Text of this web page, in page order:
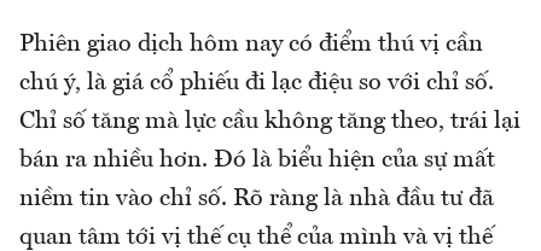
Phiên giao dịch hôm nay có điểm thú vị cần
chú ý, là giá cổ phiếu đi lạc điệu so với chỉ số.
Chỉ số tăng mà lực cầu không tăng theo, trái lại
bán ra nhiều hơn. Đó là biểu hiện của sự mất
niềm tin vào chỉ số. Rõ ràng là nhà đầu tư đã
quan tâm tới vị thế cụ thể của mình và vị thế